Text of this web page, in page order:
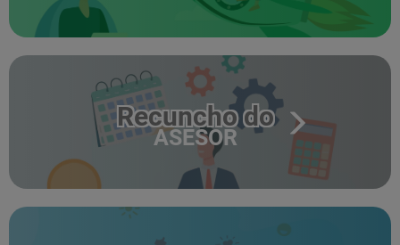
Recuncho do
ASESOR